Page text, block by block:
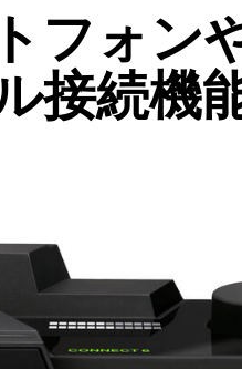
フォン
接続機能